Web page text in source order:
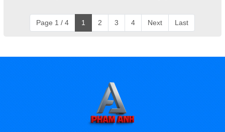
Page 1 / 4 1 2 3 4 Next Last